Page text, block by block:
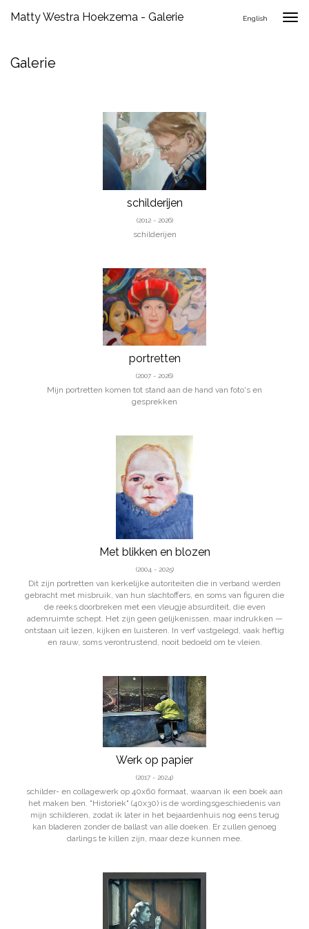
Matty Westra Hoekzema - Galerie English
Galerie
schilderijen
(2012 - 2026)
schilderijen
portretten
(2007 - 2026)
Mijn portretten komen tot stand aan de hand van foto's en
gesprekken
Met blikken en blozen
(2004 - 2025)
Dit zijn portretten van kerkelijke autoriteiten die in verband werden
gebracht met misbruik, van hun slachtoffers, en soms van figuren die
de reeks doorbreken met een vleugje absurditeit, die even
ademruimte schept. Het zijn geen gelijkenissen, maar indrukken —
ontstaan uit lezen, kijken en luisteren. In verf vastgelegd, vaak heftig
en rauw, soms verontrustend, nooit bedoeld om te vleien.
Werk op papier
(2017 - 2024)
schilder- en collagewerk op 40x60 formaat, waarvan ik een boek aan
het maken ben. "Historiek" (40x30) is de wordingsgeschiedenis van
mijn schilderen, zodat ik later in het bejaardenhuis nog eens terug
kan bladeren zonder de ballast van alle doeken. Er zullen genoeg
darlings te killen zijn, maar deze kunnen mee.